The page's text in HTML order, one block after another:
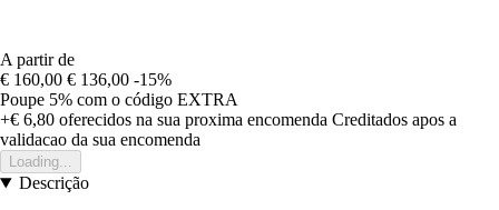
A partir de
€ 160,00 € 136,00 -15%
Poupe 5% com o código EXTRA
+€ 6,80 oferecidos na sua proxima encomenda Creditados apos a
validacao da sua encomenda
Loading...
Descrição